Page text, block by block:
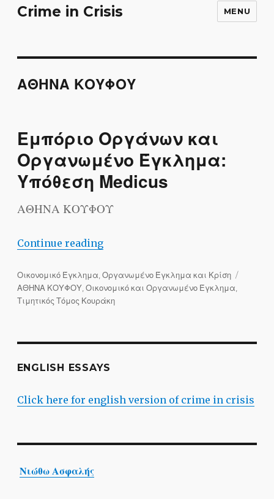
Crime in Crisis MENU
ΑΘΗΝΑ ΚΟΥΦΟΥ
Εμπόριο Οργάνων και
Οργανωμένο Έγκλημα:
Υπόθεση Medicus
ΑΘΗΝΑ ΚΟΥΦΟΥ
Continue reading“Εμπόριο Οργάνων και Οργανωμένο
Categories
Οικονομικό Έγκλημα, Οργανωμένο Έγκλημα και Κρίση
ΑΘΗΝΑ ΚΟΥΦΟΥ, Οικονομικό και Οργανωμένο Έγκλημα
Τιμητικός Τόμος Κουράκη
ENGLISH ESSAYS
Click here for english version of crime in crisis
Νιώθω Ασφαλής